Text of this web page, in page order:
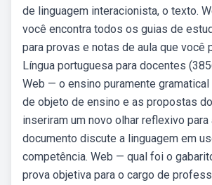
de linguagem interacionista, o texto.
você encontra todos os guias de
para provas e notas de aula que você
Língua portuguesa para docentes
Web — o ensino puramente
de objeto de ensino e as propostas
inseriram um novo olhar reflexivo para
documento discute a linguagem em
competência. Web — qual foi o
prova objetiva para o cargo de